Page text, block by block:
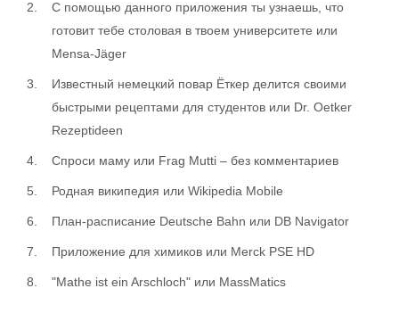
С помощью данного приложения ты узнаешь, что
готовит тебе столовая в твоем университете или
Mensa-Jäger
Известный немецкий повар Ёткер делится своими
быстрыми рецептами для студентов или Dr. Oetker
Rezeptideen
Спроси маму или Frag Mutti – без комментариев
Родная википедия или Wikipedia Mobile
План-расписание Deutsche Bahn или DB Navigator
Приложение для химиков или Merck PSE HD
"Mathe ist ein Arschloch" или MassMatics